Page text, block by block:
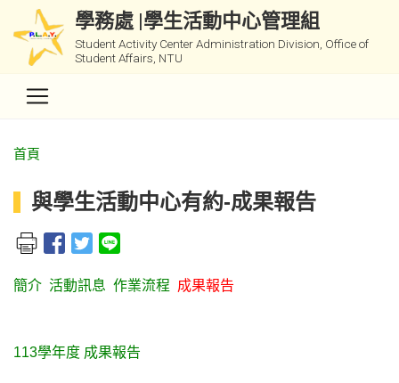
學務處 |學生活動中心管理組
Student Activity Center Administration Division, Office of
Student Affairs, NTU
首頁
與學生活動中心有約-成果報告
簡介 活動訊息 作業流程 成果報告
113學年度 成果報告